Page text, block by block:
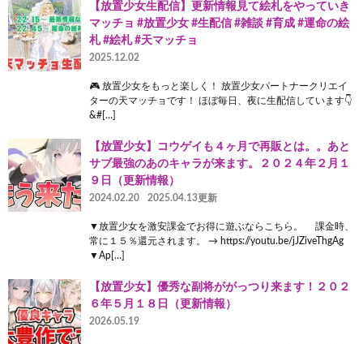
【放置少女生配信】更新情報見て絵札をやっていき
マッチョ #放置少女 #生配信 #雑談 #育成 #運命の絵
札 #絵札 #天マッチョ
2025.12.02
🎮 放置少女をもっと楽しく！ 放置少女パートナークリエイ
ターの天マッチョです！ ほぼ毎日、夜に生配信しています👇
&#[…]
【放置少女】コウゲイも４ヶ月で再販とは。。あと
サブ最強のあのキャラが来ます。２０２４年２月１
９日（更新情報）
2024.02.20 2025.04.13更新
▼放置少女を激安課金でお得に遊ぶならこちら。 課金時、
常に１５％還元されます。 → https://youtu.be/jJZiveThgAg
▼Ap[…]
【放置少女】優秀な副将ががっつり来ます！２０２
６年５月１８日（更新情報）
2026.05.19